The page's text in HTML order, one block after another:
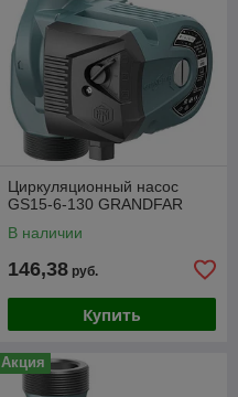
Циркуляционный насос
GS15-6-130 GRANDFAR
В наличии
146,38 руб.
Купить
Акция